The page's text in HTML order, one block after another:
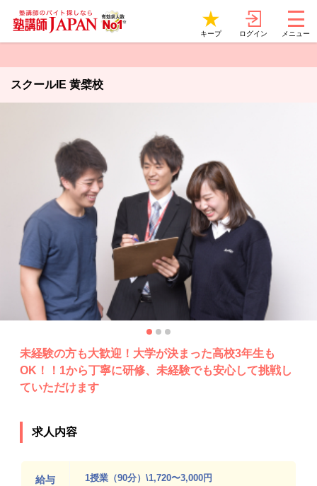
キープ ログイン メニュー
スクールIE 黄檗校
未経験の方も大歓迎！大学が決まった高校3年生も
OK！！1から丁寧に研修、未経験でも安心して挑戦し
ていただけます
求人内容
給与 1授業（90分）\1,720〜3,000円